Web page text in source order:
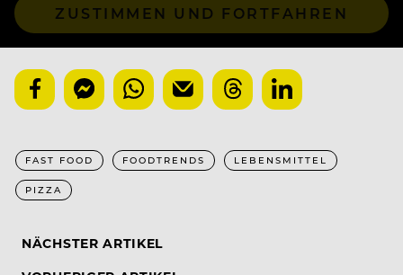
ZUSTIMMEN UND FORTFAHREN
FAST FOOD FOODTRENDS LEBENSMITTEL
PIZZA
NÄCHSTER ARTIKEL